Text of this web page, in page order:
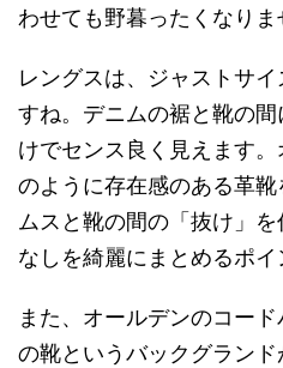
わせても野暮ったくなりま
レングスは、ジャストサ
すね。デニムの裾と靴の
けでセンス良く見えます
のように存在感のある革
ムスと靴の間の「抜け」
なしを綺麗にまとめるポイ
また、オールデンのコー
の靴というバックグラン